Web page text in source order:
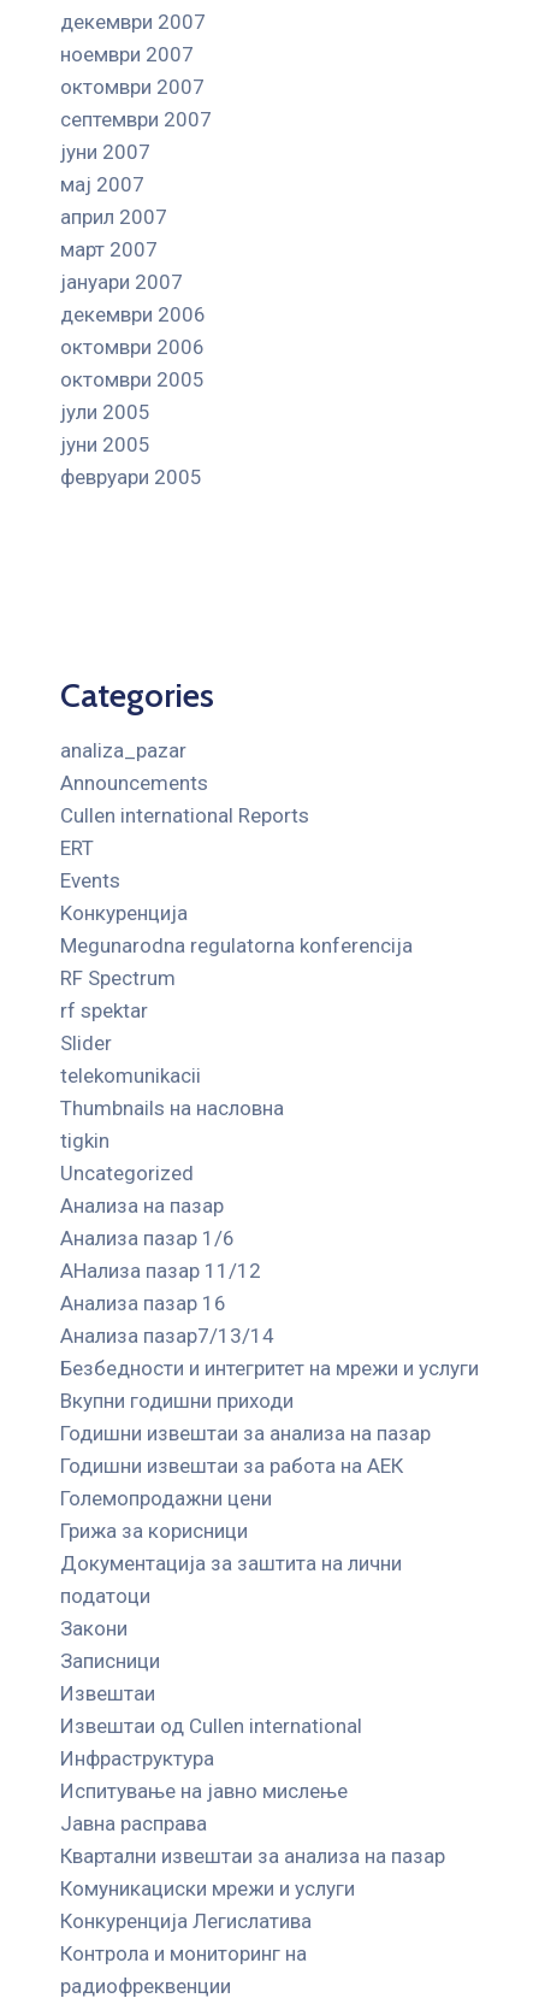
декември 2007
ноември 2007
октомври 2007
септември 2007
јуни 2007
мај 2007
април 2007
март 2007
јануари 2007
декември 2006
октомври 2006
октомври 2005
јули 2005
јуни 2005
февруари 2005
Categories
analiza_pazar
Announcements
Cullen international Reports
ERT
Events
Kонкуренција
Megunarodna regulatorna konferencija
RF Spectrum
rf spektar
Slider
telekomunikacii
Thumbnails на насловна
tigkin
Uncategorized
Анализа на пазар
Анализа пазар 1/6
АНализа пазар 11/12
Анализа пазар 16
Анализа пазар7/13/14
Безбедности и интегритет на мрежи и услуги
Вкупни годишни приходи
Годишни извештаи за анализа на пазар
Годишни извештаи за работа на АЕК
Големопродажни цени
Грижа за корисници
Документација за заштита на лични
податоци
Закони
Записници
Извештаи
Извештаи од Cullen international
Инфраструктура
Испитување на јавно мислење
Јавна расправа
Квартални извештаи за анализа на пазар
Комуникациски мрежи и услуги
Конкуренција Легислатива
Контрола и мониторинг на
радиофреквенции